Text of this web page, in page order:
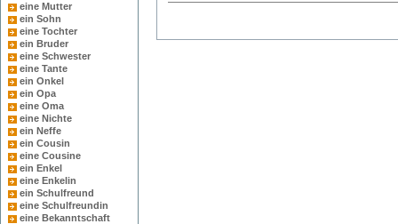
eine Mutter
ein Sohn
eine Tochter
ein Bruder
eine Schwester
eine Tante
ein Onkel
ein Opa
eine Oma
eine Nichte
ein Neffe
ein Cousin
eine Cousine
ein Enkel
eine Enkelin
ein Schulfreund
eine Schulfreundin
eine Bekanntschaft